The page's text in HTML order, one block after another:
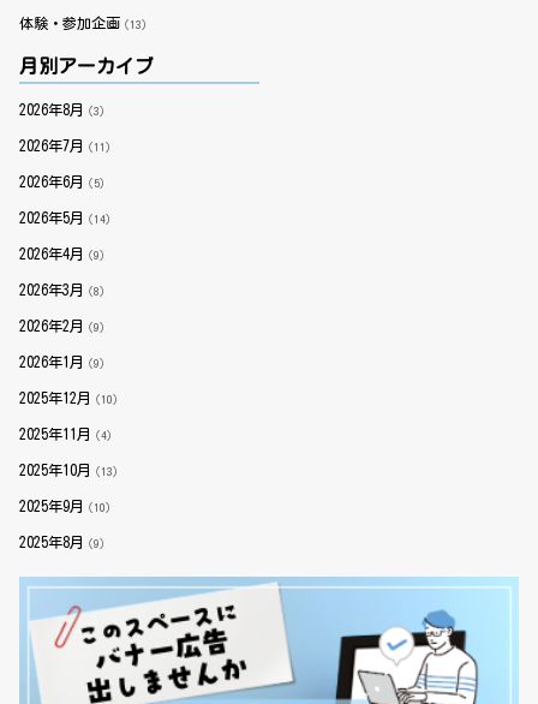
体験・参加企画（13）
月別アーカイブ
2026年8月 （3）
2026年7月 （11）
2026年6月 （5）
2026年5月 （14）
2026年4月 （9）
2026年3月 （8）
2026年2月 （9）
2026年1月 （9）
2025年12月 （10）
2025年11月 （4）
2025年10月 （13）
2025年9月 （10）
2025年8月 （9）